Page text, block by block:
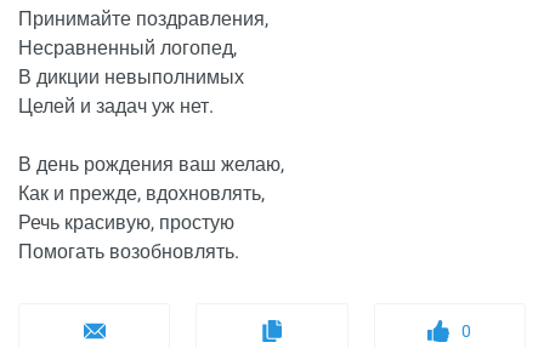
Принимайте поздравления,
Несравненный логопед,
В дикции невыполнимых
Целей и задач уж нет.
В день рождения ваш желаю,
Как и прежде, вдохновлять,
Речь красивую, простую
Помогать возобновлять.
0